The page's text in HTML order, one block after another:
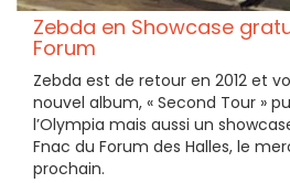
Zebda en Showcase
Forum
Zebda est de retour en 2012 et
nouvel album, « Second Tour »
l’Olympia mais aussi un
Fnac du Forum des Halles, le
prochain.